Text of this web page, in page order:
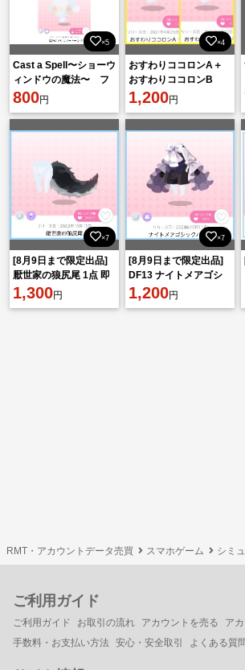
×5
Cast a Spell〜ショーウ
ィンドウの魔法〜 フ
ァッション3点セット
800円
×4
おすわりココロンA＋
おすわりココロンB
1,200円
×7
[8月9日まで限定出品]
厭世家の狼尻尾 1点 即
購入⭕
1,300円
×7
[8月9日まで限定出品]
DF13 ナイトメアゴシ
ックパンツ 1点 即購入
⭕
1,200円
RMT・アカウントデータ売買 スマホゲーム シミ
ご利用ガイド
ご利用ガイド お取引の流れ アカウントを売る
ア
手数料・お支払い方法 安心・安全取引 よくある質問